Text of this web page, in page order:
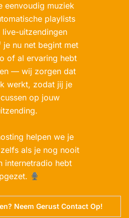
eenvoudig muziek
playlists
live-uitzendingen
nu net begint met
of al ervaring hebt
— wij zorgen dat
werkt, zodat jij je
op jouw
helpen we je
als je nog nooit
internetradio hebt
Neem Gerust Contact Op!